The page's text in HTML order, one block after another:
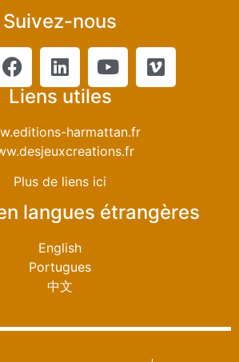
Suivez-nous
Liens utiles
harmattan.fr
Plus de liens ici
langues étrangères
English
Portugues
中文